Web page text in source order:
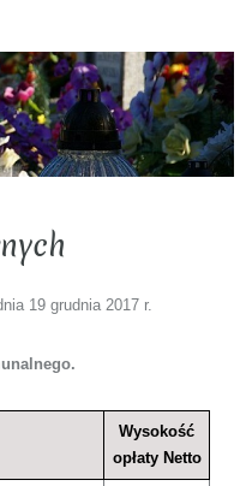
19 grudnia 2017 r.
Wysokość
opłaty Netto